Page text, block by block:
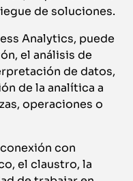
de soluciones.
Analytics, puede
el análisis de
de datos,
de la analítica a
operaciones o
con
el claustro, la